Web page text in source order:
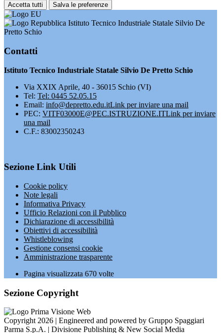
Accetta tutti Salva le preferenze
Istituto Tecnico Industriale Statale Silvio De
Pretto Schio
Contatti
Istituto Tecnico Industriale Statale Silvio De Pretto Schio
Via XXIX Aprile, 40 - 36015 Schio (VI)
Tel: Tel: 0445 52.05.15
Email: info@depretto.edu.itLink per inviare una mail
PEC: VITF03000E@PEC.ISTRUZIONE.ITLink per inviare
una mail
C.F.: 83002350243
Sezione Link Utili
Cookie policy
Note legali
Informativa Privacy
Ufficio Relazioni con il Pubblico
Dichiarazione di accessibilità
Obiettivi di accessibilità
Whistleblowing
Gestione consensi cookie
Amministrazione trasparente
Pagina visualizzata 670 volte
Sezione Copyright
Copyright 2026 | Engineered and powered by Gruppo Spaggiari
Parma S.p.A. | Divisione Publishing & New Social Media